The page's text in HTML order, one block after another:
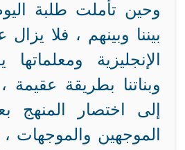
وحين تأملت طلبة
بيننا وبينهم ، فلا
الإنجليزية ومعلماتها
وبناتنا بطريقة
إلى اختصار المنهج
الموجهين والموجهات